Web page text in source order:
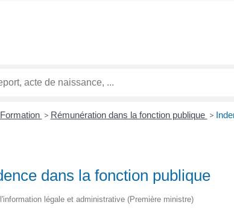
> Rémunération dans la fonction publique >
dans la fonction publique
légale et administrative (Première ministre)